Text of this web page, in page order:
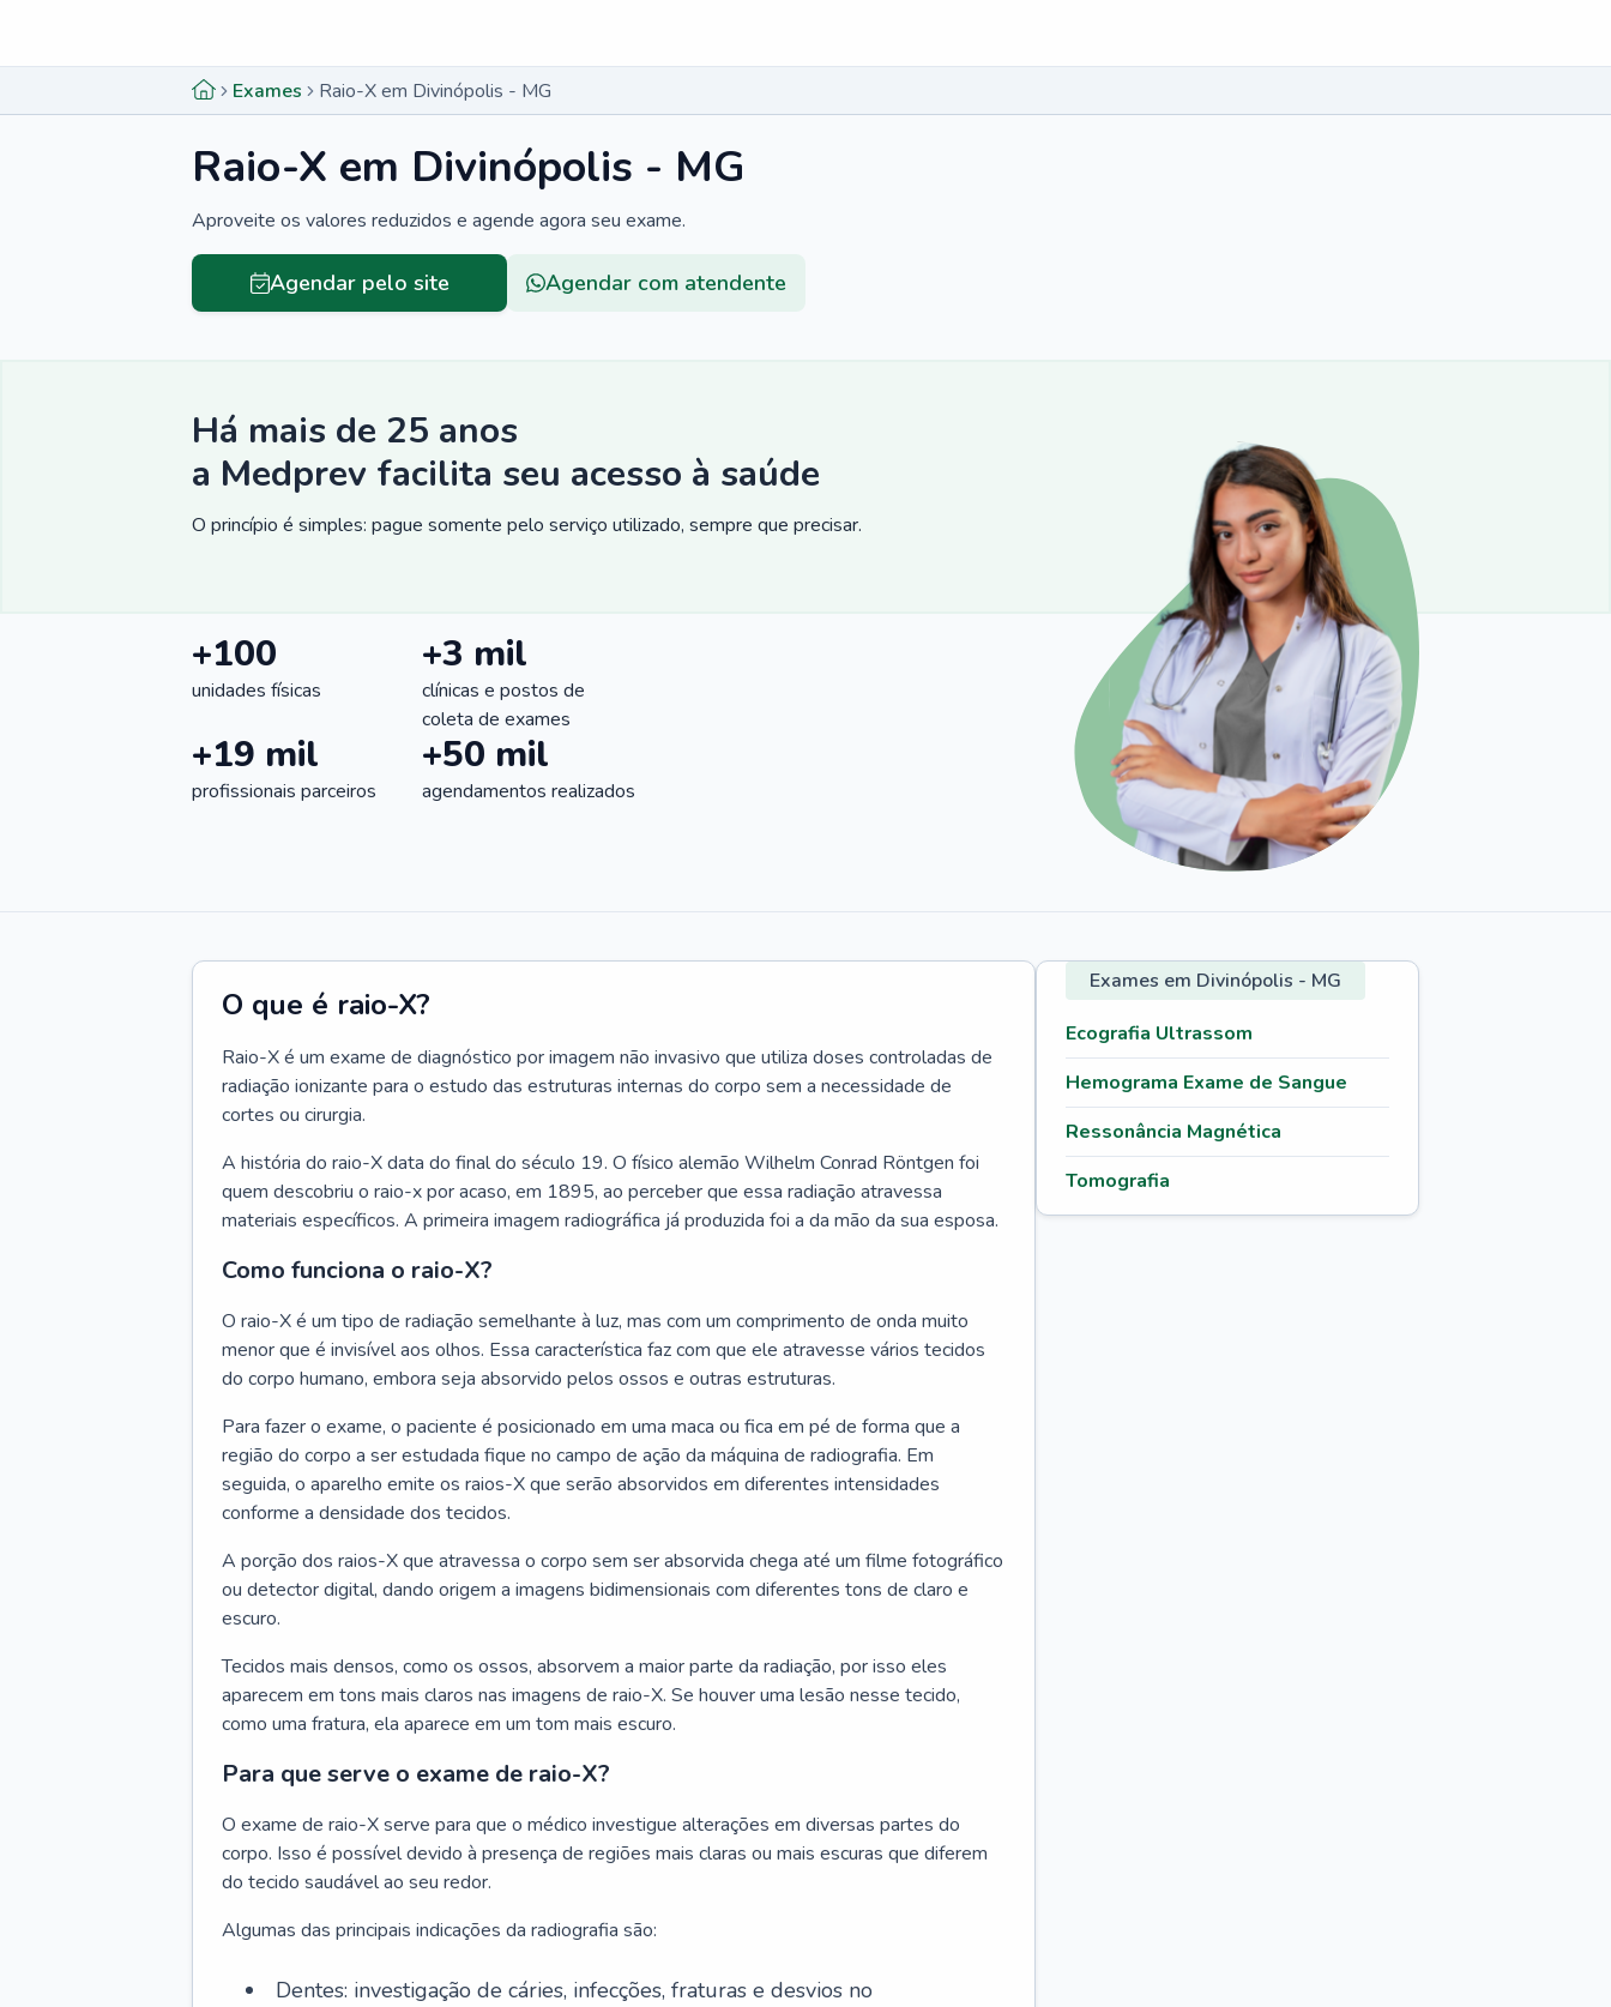
Exames Raio-X em Divinópolis - MG
Raio-X em Divinópolis - MG
Aproveite os valores reduzidos e agende agora seu exame.
Agendar pelo site Agendar com atendente
Há mais de 25 anos
a Medprev facilita seu acesso à saúde
O princípio é simples: pague somente pelo serviço utilizado, sempre que precisar.
+100
unidades físicas
+3 mil
clínicas e postos de
coleta de exames
+19 mil
profissionais parceiros
+50 mil
agendamentos realizados
O que é raio-X?
Raio-X é um exame de diagnóstico por imagem não invasivo que utiliza doses controladas de
radiação ionizante para o estudo das estruturas internas do corpo sem a necessidade de
cortes ou cirurgia.
A história do raio-X data do final do século 19. O físico alemão Wilhelm Conrad Röntgen foi
quem descobriu o raio-x por acaso, em 1895, ao perceber que essa radiação atravessa
materiais específicos. A primeira imagem radiográfica já produzida foi a da mão da sua esposa.
Como funciona o raio-X?
O raio-X é um tipo de radiação semelhante à luz, mas com um comprimento de onda muito
menor que é invisível aos olhos. Essa característica faz com que ele atravesse vários tecidos
do corpo humano, embora seja absorvido pelos ossos e outras estruturas.
Para fazer o exame, o paciente é posicionado em uma maca ou fica em pé de forma que a
região do corpo a ser estudada fique no campo de ação da máquina de radiografia. Em
seguida, o aparelho emite os raios-X que serão absorvidos em diferentes intensidades
conforme a densidade dos tecidos.
A porção dos raios-X que atravessa o corpo sem ser absorvida chega até um filme fotográfico
ou detector digital, dando origem a imagens bidimensionais com diferentes tons de claro e
escuro.
Tecidos mais densos, como os ossos, absorvem a maior parte da radiação, por isso eles
aparecem em tons mais claros nas imagens de raio-X. Se houver uma lesão nesse tecido,
como uma fratura, ela aparece em um tom mais escuro.
Para que serve o exame de raio-X?
O exame de raio-X serve para que o médico investigue alterações em diversas partes do
corpo. Isso é possível devido à presença de regiões mais claras ou mais escuras que diferem
do tecido saudável ao seu redor.
Algumas das principais indicações da radiografia são:
Dentes: investigação de cáries, infecções, fraturas e desvios no
Exames em Divinópolis - MG
Ecografia Ultrassom
Hemograma Exame de Sangue
Ressonância Magnética
Tomografia